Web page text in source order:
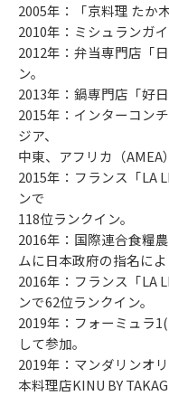
2005年：「京料理 たか
2010年：ミシュランガイ
2012年：弁当専門店「
ン。
2013年：鍋専門店「好
2015年：インターコン
ジア、
中東、アフリカ（AMEA
2015年：フランス「LA
ンで
118位ランクイン。
2016年：国際連合食糧
ムに日本政府の指名によ
2016年：フランス「LA
ンで62位ランクイン。
2019年：フォーミュラ
して参加。
2019年：マンダリンオ
本料理店KINU BY